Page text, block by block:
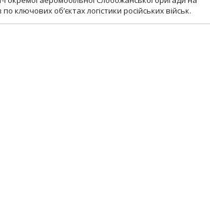
ключових об’єктах логістики російських військ.